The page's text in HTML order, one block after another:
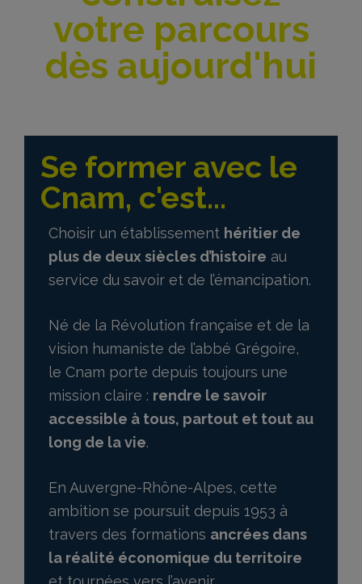
votre parcours
dès aujourd'hui
Se former avec le
Cnam, c'est...
Choisir un établissement héritier de
plus de deux siècles d’histoire au
service du savoir et de l’émancipation.
Né de la Révolution française et de la
vision humaniste de l’abbé Grégoire,
le Cnam porte depuis toujours une
mission claire : rendre le savoir
accessible à tous, partout et tout au
long de la vie.
En Auvergne-Rhône-Alpes, cette
ambition se poursuit depuis 1953 à
travers des formations ancrées dans
la réalité économique du territoire